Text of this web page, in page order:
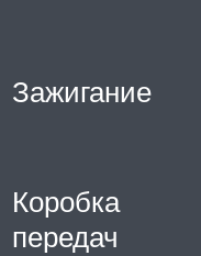
Зажигание
Коробка
передач